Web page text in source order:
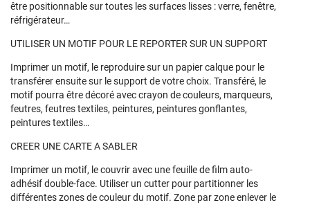
être positionnable sur toutes les surfaces lisses : verre, fenêtre,
réfrigérateur…
UTILISER UN MOTIF POUR LE REPORTER SUR UN SUPPORT
Imprimer un motif, le reproduire sur un papier calque pour le
transférer ensuite sur le support de votre choix. Transféré, le
motif pourra être décoré avec crayon de couleurs, marqueurs,
feutres, feutres textiles, peintures, peintures gonflantes,
peintures textiles…
CREER UNE CARTE A SABLER
Imprimer un motif, le couvrir avec une feuille de film auto-
adhésif double-face. Utiliser un cutter pour partitionner les
différentes zones de couleur du motif. Zone par zone enlever le